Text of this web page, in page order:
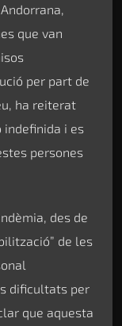
que van
per part de
ha reiterat
indefinida i es
persones
des de
de les
dificultats per
que aquesta